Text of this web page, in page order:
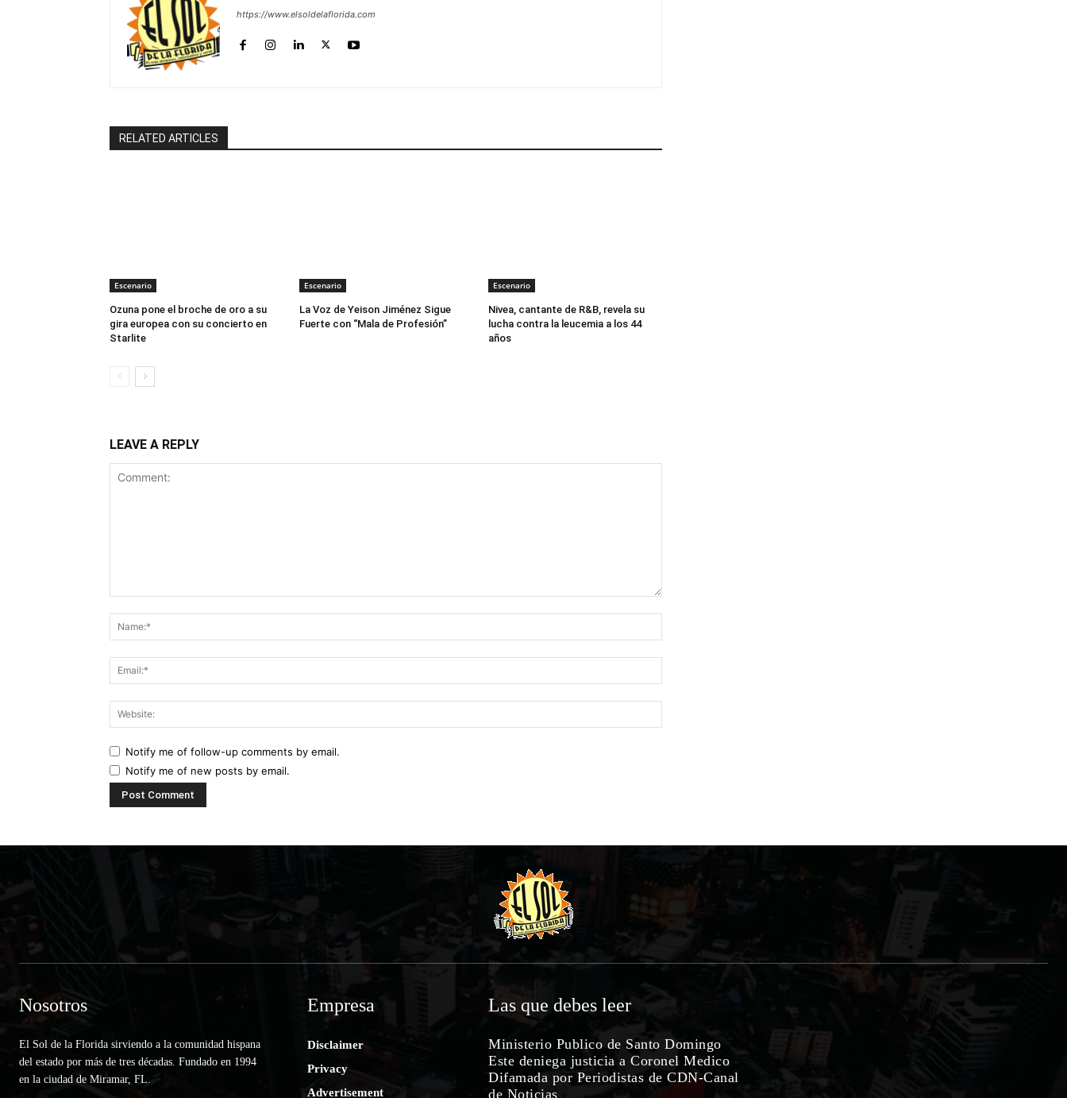
https://www.elsoldelaflorida.com
RELATED ARTICLES
Escenario
Ozuna pone el broche de oro a su
gira europea con su concierto en
Starlite
Escenario
La Voz de Yeison Jiménez Sigue
Fuerte con “Mala de Profesión”
Escenario
Nivea, cantante de R&B, revela su
lucha contra la leucemia a los 44
años
LEAVE A REPLY
Notify me of follow-up comments by email.
Notify me of new posts by email.
Nosotros
El Sol de la Florida sirviendo a la comunidad hispana
del estado por más de tres décadas. Fundado en 1994
en la ciudad de Miramar, FL.
Empresa
Disclaimer
Privacy
Advertisement
Las que debes leer
Ministerio Publico de Santo Domingo
Este deniega justicia a Coronel Medico
Difamada por Periodistas de CDN-Canal
de Noticias